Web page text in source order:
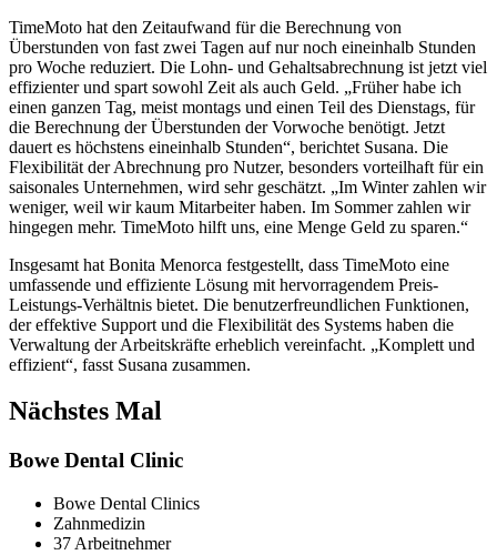
TimeMoto hat den Zeitaufwand für die Berechnung von
Überstunden von fast zwei Tagen auf nur noch eineinhalb Stunden
pro Woche reduziert. Die Lohn- und Gehaltsabrechnung ist jetzt viel
effizienter und spart sowohl Zeit als auch Geld. „Früher habe ich
einen ganzen Tag, meist montags und einen Teil des Dienstags, für
die Berechnung der Überstunden der Vorwoche benötigt. Jetzt
dauert es höchstens eineinhalb Stunden“, berichtet Susana. Die
Flexibilität der Abrechnung pro Nutzer, besonders vorteilhaft für ein
saisonales Unternehmen, wird sehr geschätzt. „Im Winter zahlen wir
weniger, weil wir kaum Mitarbeiter haben. Im Sommer zahlen wir
hingegen mehr. TimeMoto hilft uns, eine Menge Geld zu sparen.“
Insgesamt hat Bonita Menorca festgestellt, dass TimeMoto eine
umfassende und effiziente Lösung mit hervorragendem Preis-
Leistungs-Verhältnis bietet. Die benutzerfreundlichen Funktionen,
der effektive Support und die Flexibilität des Systems haben die
Verwaltung der Arbeitskräfte erheblich vereinfacht. „Komplett und
effizient“, fasst Susana zusammen.
Nächstes Mal
Bowe Dental Clinic
Bowe Dental Clinics
Zahnmedizin
37 Arbeitnehmer